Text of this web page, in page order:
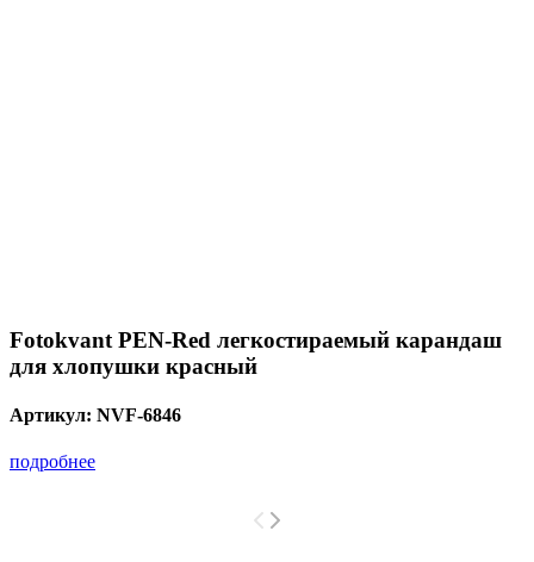
Fotokvant PEN-Red легкостираемый карандаш
для хлопушки красный
Артикул: NVF-6846
подробнее